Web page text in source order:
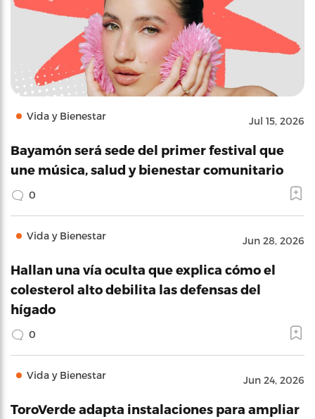
Vida y Bienestar Jul 15, 2026
Bayamón será sede del primer festival que
une música, salud y bienestar comunitario
0
Vida y Bienestar Jun 28, 2026
Hallan una vía oculta que explica cómo el
colesterol alto debilita las defensas del
hígado
0
Vida y Bienestar Jun 24, 2026
ToroVerde adapta instalaciones para ampliar